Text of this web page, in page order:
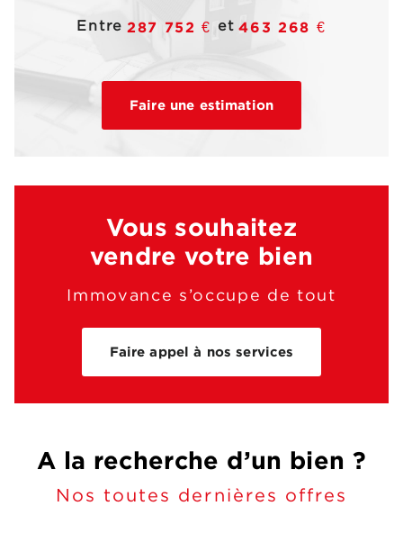
Entre 365 795 €
318 068 €
et 491 763 €
538 419 €
546 618 €
Faire une estimation
Vous souhaitez
vendre votre bien
Immovance s’occupe de tout
Faire appel à nos services
A la recherche d’un bien ?
Nos toutes dernières offres